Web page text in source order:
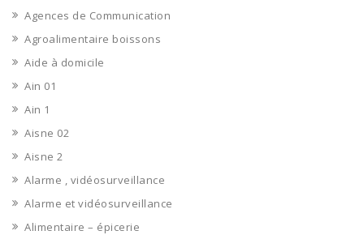
Agences de Communication
Agroalimentaire boissons
Aide à domicile
Ain 01
Ain 1
Aisne 02
Aisne 2
Alarme , vidéosurveillance
Alarme et vidéosurveillance
Alimentaire – épicerie